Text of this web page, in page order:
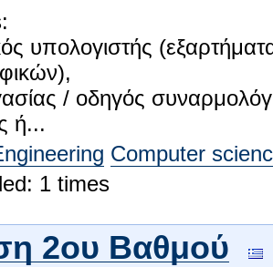
υπολογιστής
/ οδηγός
ή...
Computer
1 times
2ου Βαθμού